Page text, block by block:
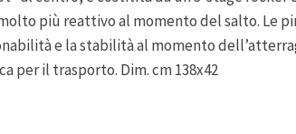
più reattivo al momento del salto. Le
e la stabilità al momento
per il trasporto. Dim. cm 138x42